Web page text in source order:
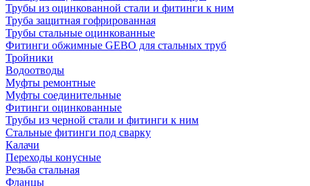
Трубы из оцинкованной стали и фитинги к ним
Труба защитная гофрированная
Трубы стальные оцинкованные
Фитинги обжимные GEBO для стальных труб
Тройники
Водоотводы
Муфты ремонтные
Муфты соединительные
Фитинги оцинкованные
Трубы из черной стали и фитинги к ним
Стальные фитинги под сварку
Калачи
Переходы конусные
Резьба стальная
Фланцы